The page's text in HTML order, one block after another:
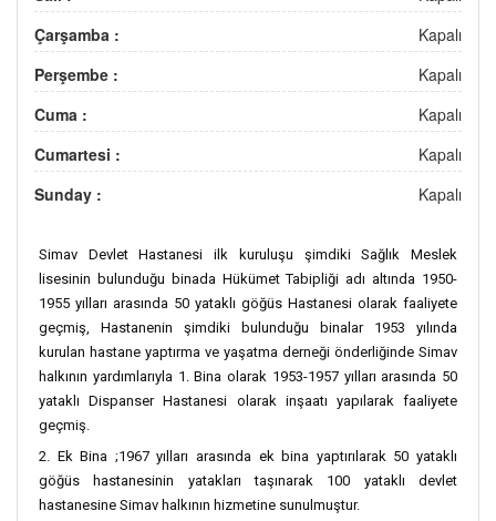
Çarşamba :
Kapalı
Perşembe :
Kapalı
Cuma :
Kapalı
Cumartesi :
Kapalı
Sunday :
Kapalı
Simav Devlet Hastanesi ilk kuruluşu şimdiki Sağlık Meslek
lisesinin bulunduğu binada Hükümet Tabipliği adı altında 1950-
1955 yılları arasında 50 yataklı göğüs Hastanesi olarak faaliyete
geçmiş, Hastanenin şimdiki bulunduğu binalar 1953 yılında
kurulan hastane yaptırma ve yaşatma derneği önderliğinde Simav
halkının yardımlarıyla 1. Bina olarak 1953-1957 yılları arasında 50
yataklı Dispanser Hastanesi olarak inşaatı yapılarak faaliyete
geçmiş.
2. Ek Bina ;1967 yılları arasında ek bina yaptırılarak 50 yataklı
göğüs hastanesinin yatakları taşınarak 100 yataklı devlet
hastanesine Simav halkının hizmetine sunulmuştur.